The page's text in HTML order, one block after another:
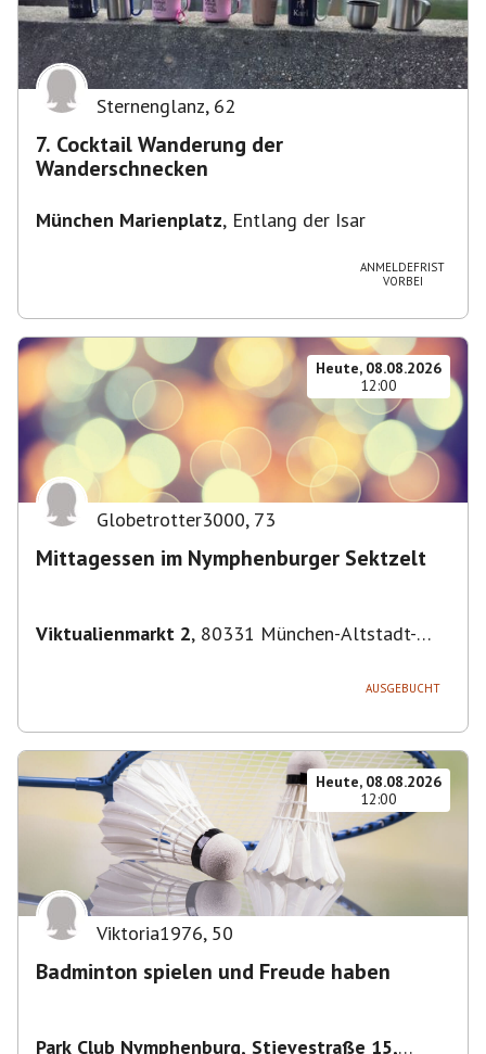
Sternenglanz, 62
7. Cocktail Wanderung der
Wanderschnecken
München Marienplatz, Entlang der Isar
ANMELDEFRIST
VORBEI
Heute, 08.08.2026
12:00
Globetrotter3000, 73
Mittagessen im Nymphenburger Sektzelt
Viktualienmarkt 2, 80331 München-Altstadt-
AUSGEBUCHT
Heute, 08.08.2026
12:00
Viktoria1976, 50
Badminton spielen und Freude haben
Park Club Nymphenburg, Stievestraße 15,